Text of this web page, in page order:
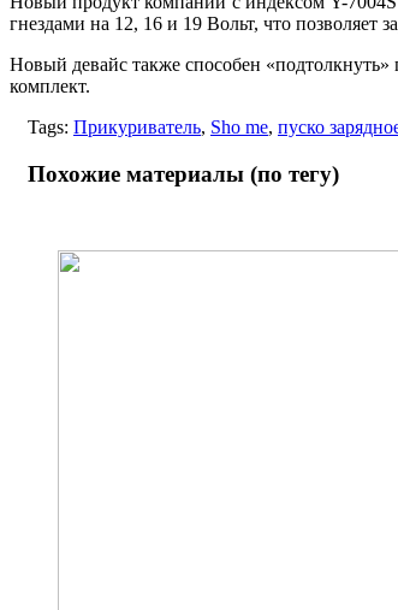
гнездами на 12, 16 и 19 Вольт, что позволяет
Новый девайс также способен «подтолкнуть»
комплект.
Tags: Прикуриватель, Sho me, пуско
Похожие материалы (по тегу)